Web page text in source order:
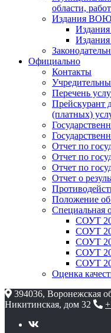
области,
Издания
Издания
Издания
Официально
Контакты
Перечень
Прейскурант
(платных)
Отчет по
Отчет по
Отчет по
Отчет о
Положение об
Специальная
СОУТ
СОУТ
СОУТ
СОУТ
СОУТ
Оценка
394036, Воронежская
Никитинская, дом 32